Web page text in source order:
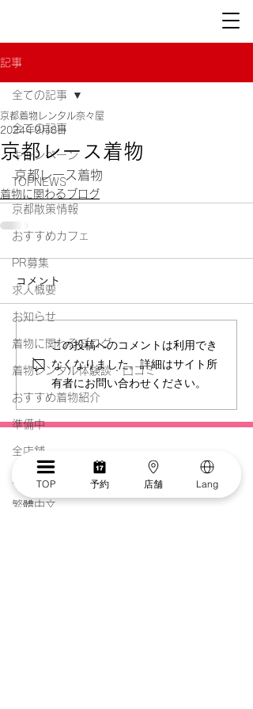
記事
全ての記事
キャンペーン
TOPNEWS
京都散策情報
おすすめカフェ
PR募集
求人概要
お知らせ
着物に関わるブログ
着物レンタル体験談・口コミ
おすすめ着物紹介
準備中
全店舗
多言語
繁體中文
全ての記事
京都レース着物
京都着物レンタル奈々屋
2024年9月8日
京都レース着物
着物に関わるブログ
コメント
この投稿へのコメントは利用でき
なくなりました。詳細はサイト所
有者にお問い合わせください。
TOP 予約 店舗 Lang